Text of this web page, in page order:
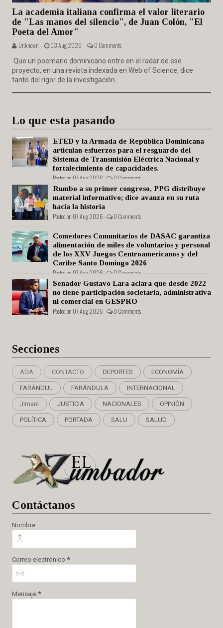
La academia italiana confirma el valor literario
de "Las manos del silencio", de Juan Colón, "El
Poeta del Amor"
Unknown - 03 Aug 2026 - 0 Comments
Que un poemario dominicano entre en el radar de ese
proyecto, en una revista indexada en Web of Science, dice
tanto del rigor de la investigación...
Lo que esta pasando
ETED y la Armada de República Dominicana
articulan esfuerzos para el resguardo del
Sistema de Transmisión Eléctrica Nacional y
fortalecimiento de capacidades.
Posted on 07 Aug 2026 - 0 Comments
Rumbo a su primer congreso, PPG distribuye
material informativo; dice avanza en su ruta
hacia la historia
Posted on 07 Aug 2026 - 0 Comments
Comedores Comunitarios de DASAC garantiza
alimentación de miles de voluntarios y personal
de los XXV Juegos Centroamericanos y del
Caribe Santo Domingo 2026
Posted on 07 Aug 2026 - 0 Comments
Senador Gustavo Lara aclara que desde 2022
no tiene participación societaria, administrativa
ni comercial en GESPRO
Posted on 07 Aug 2026 - 0 Comments
Secciones
ADA CONTACTO DEPORTES ECONOMÍA
FARÁNDUL FARÁNDULA INTERNACIONAL
Jimani JUSTICIA NACIONALES OPINIÓN
POLÍTICA PORTADA SALU SALUD
Contáctanos
Nombre
Correo electrónico *
Mensaje *